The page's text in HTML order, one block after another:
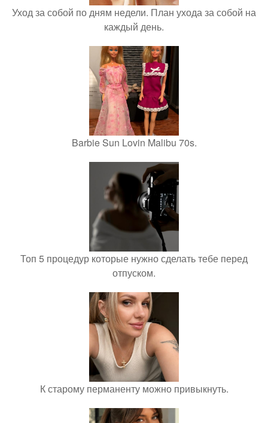
Уход за собой по дням недели. План ухода за собой на
каждый день.
Barbie Sun Lovin Malibu 70s.
Топ 5 процедур которые нужно сделать тебе перед
отпуском.
К старому перманенту можно привыкнуть.